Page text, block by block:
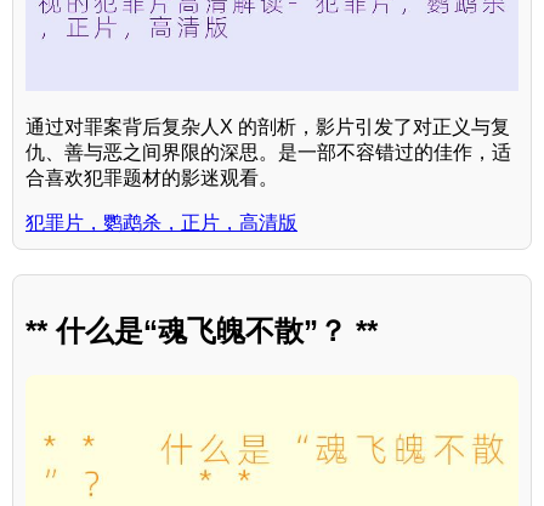
通过对罪案背后复杂人X 的剖析，影片引发了对正义与复
仇、善与恶之间界限的深思。是一部不容错过的佳作，适
合喜欢犯罪题材的影迷观看。
犯罪片，鹦鹉杀，正片，高清版
** 什么是“魂飞魄不散”？ **